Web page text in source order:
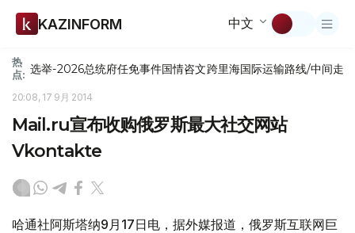
KAZINFORM 中文
热
点: 选举-2026总统府任免事件国情咨文跨里海国际运输路线/中间走廊
20:08, 17 9月 2014
Mail.ru宣布收购俄罗斯最大社交网站
Vkontakte
哈通社阿斯塔纳9月17日电，据外媒报道，俄罗斯互联网巨